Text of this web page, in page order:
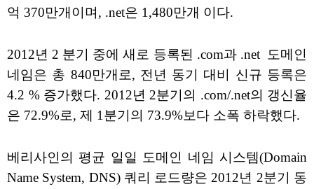
억 370만개이며, .net은 1,480만개 이다.
2012년 2 분기 중에 새로 등록된 .com과 .net 도메인
네임은 총 840만개로, 전년 동기 대비 신규 등록은
4.2 % 증가했다. 2012년 2분기의 .com/.net의 갱신율
은 72.9%로, 제 1분기의 73.9%보다 소폭 하락했다.
베리사인의 평균 일일 도메인 네임 시스템(Domain
Name System, DNS) 쿼리 로드량은 2012년 2분기 동